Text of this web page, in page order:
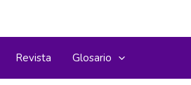
Revista Glosario